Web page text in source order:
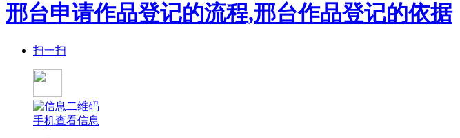
邢台申请作品登记的流程,邢台作品登记的依据
扫一扫
手机查看信息